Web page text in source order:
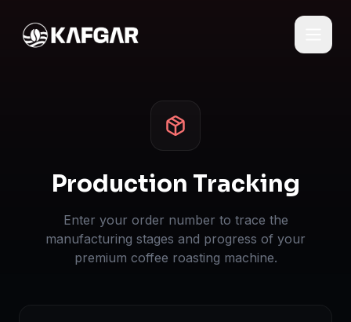
Production Tracking
Enter your order number to trace the
manufacturing stages and progress of your
premium coffee roasting machine.